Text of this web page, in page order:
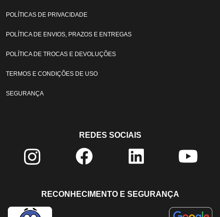
POLÍTICAS DE PRIVACIDADE
POLÍTICA DE ENVIOS, PRAZOS E ENTREGAS
POLÍTICA DE TROCAS E DEVOLUÇÕES
TERMOS E CONDIÇÕES DE USO
SEGURANÇA
REDES SOCIAIS
RECONHECIMENTO E SEGURANÇA